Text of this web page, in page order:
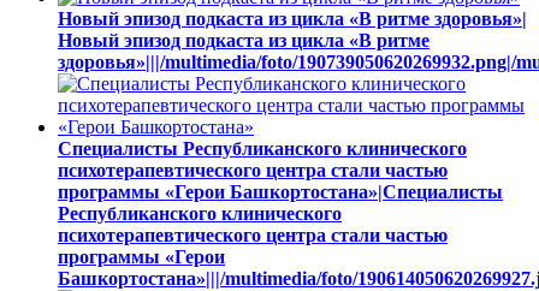
Новый эпизод подкаста из цикла «В ритме здоровья»|
Новый эпизод подкаста из цикла «В ритме
здоровья»|||/multimedia/foto/190739050620269932.png|/
Специалисты Республиканского клинического
психотерапевтического центра стали частью
программы «Герои Башкортостана»|Специалисты
Республиканского клинического
психотерапевтического центра стали частью
программы «Герои
Башкортостана»|||/multimedia/foto/